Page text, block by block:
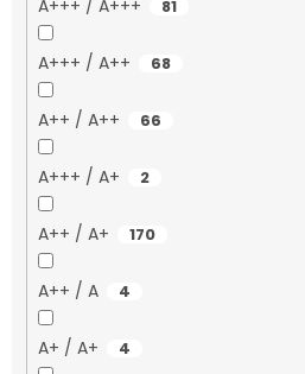
A+++ / A+++ 81
A+++ / A++ 68
A++ / A++ 66
A+++ / A+ 2
A++ / A+ 170
A++ / A 4
A+ / A+ 4